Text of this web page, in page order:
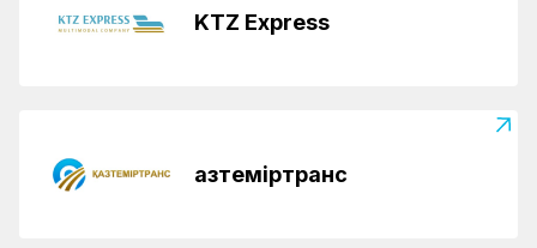
KTZ Express
Қазтеміртранс